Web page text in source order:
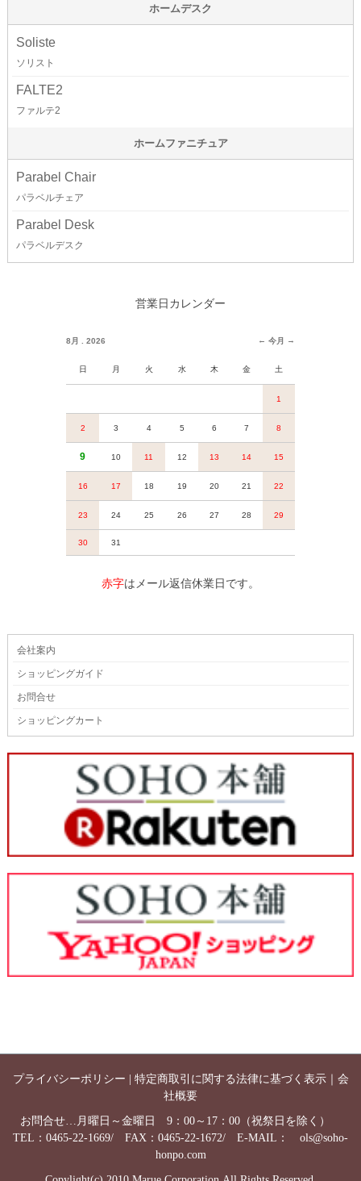
ホームデスク
Soliste
ソリスト
FALTE2
ファルテ2
ホームファニチュア
Parabel Chair
パラベルチェア
Parabel Desk
パラベルデスク
営業日カレンダー
赤字はメール返信休業日です。
会社案内
ショッピングガイド
お問合せ
ショッピングカート
プライバシーポリシー 特定商取引に関する法律に基づく表示｜ 会
社概要
お問合せ…月曜日～金曜日 9：00～17：00（祝祭日を除く）
TEL：0465-22-1669/ FAX：0465-22-1672/ E-MAIL： ols@soho-
honpo.com